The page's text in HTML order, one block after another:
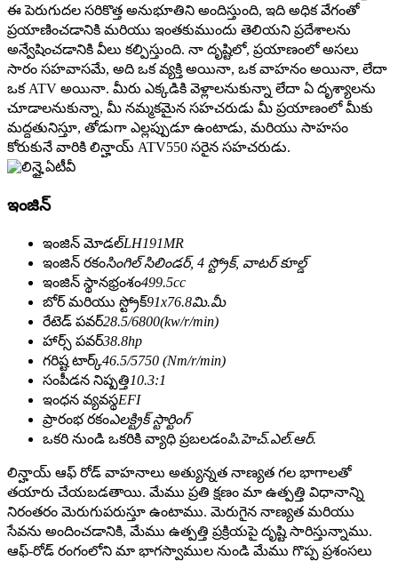
ఈ పెరుగుదల సరికొత్త అనుభూతిని అందిస్తుంది, ఇది అధిక వేగంతో
ప్రయాణించడానికి మరియు ఇంతకుముందు తెలియని ప్రదేశాలను
అన్వేషించడానికి వీలు కల్పిస్తుంది. నా దృష్టిలో, ప్రయాణంలో అసలు
సారం సహవాసమే, అది ఒక వ్యక్తి అయినా, ఒక వాహనం అయినా, లేదా
ఒక ATV అయినా. మీరు ఎక్కడికి వెళ్లాలనుకున్నా లేదా ఏ దృశ్యాలను
చూడాలనుకున్నా, మీ నమ్మకమైన సహచరుడు మీ ప్రయాణంలో మీకు
మద్దతునిస్తూ, తోడుగా ఎల్లప్పుడూ ఉంటాడు, మరియు సాహసం
కోరుకునే వారికి లిన్హాయ్ ATV550 సరైన సహచరుడు.
ఇంజిన్
ఇంజిన్ మోడల్LH191MR
ఇంజిన్ రకంసింగిల్ సిలిండర్, 4 స్ట్రోక్, వాటర్ కూల్డ్
ఇంజిన్ స్థానభ్రంశం499.5cc
బోర్ మరియు స్ట్రోక్91x76.8మి.మీ
రేటెడ్ పవర్28.5/6800(kw/r/min)
హార్స్ పవర్38.8hp
గరిష్ట టార్క్46.5/5750 (Nm/r/min)
సంపీడన నిష్పత్తి10.3:1
ఇంధన వ్యవస్థEFI
ప్రారంభ రకంఎలక్ట్రిక్ స్టార్టింగ్
ఒకరి నుండి ఒకరికి వ్యాధి ప్రబలడంపి.హెచ్.ఎల్.ఆర్.
లిన్హాయ్ ఆఫ్ రోడ్ వాహనాలు అత్యున్నత నాణ్యత గల భాగాలతో
తయారు చేయబడతాయి. మేము ప్రతి క్షణం మా ఉత్పత్తి విధానాన్ని
నిరంతరం మెరుగుపరుస్తూ ఉంటాము. మెరుగైన నాణ్యత మరియు
సేవను అందించడానికి, మేము ఉత్పత్తి ప్రక్రియపై దృష్టి సారిస్తున్నాము.
ఆఫ్-రోడ్ రంగంలోని మా భాగస్వాముల నుండి మేము గొప్ప ప్రశంసలు